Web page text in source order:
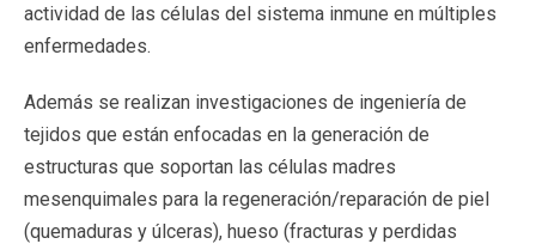
actividad de las células del sistema inmune en múltiples
enfermedades.
Además se realizan investigaciones de ingeniería de
tejidos que están enfocadas en la generación de
estructuras que soportan las células madres
mesenquimales para la regeneración/reparación de piel
(quemaduras y úlceras), hueso (fracturas y perdidas